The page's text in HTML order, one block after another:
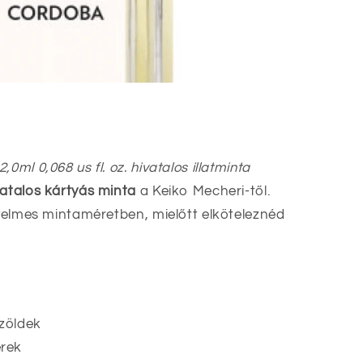
0,068 us fl. oz. hivatalos illatminta
kártyás minta a Keiko Mecheri-től.
mintaméretben, mielőtt elköteleznéd